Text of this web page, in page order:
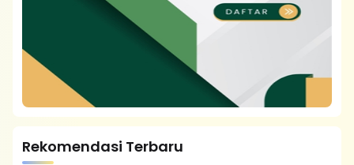
Rekomendasi Terbaru